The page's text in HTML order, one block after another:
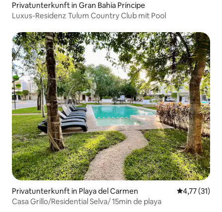
Privatunterkunft in Gran Bahía Príncipe
Luxus-Residenz Tulum Country Club mit Pool
Privatunterkunft in Playa del Carmen
4,77 (31)
Casa Grillo/Residential Selva/ 15min de playa